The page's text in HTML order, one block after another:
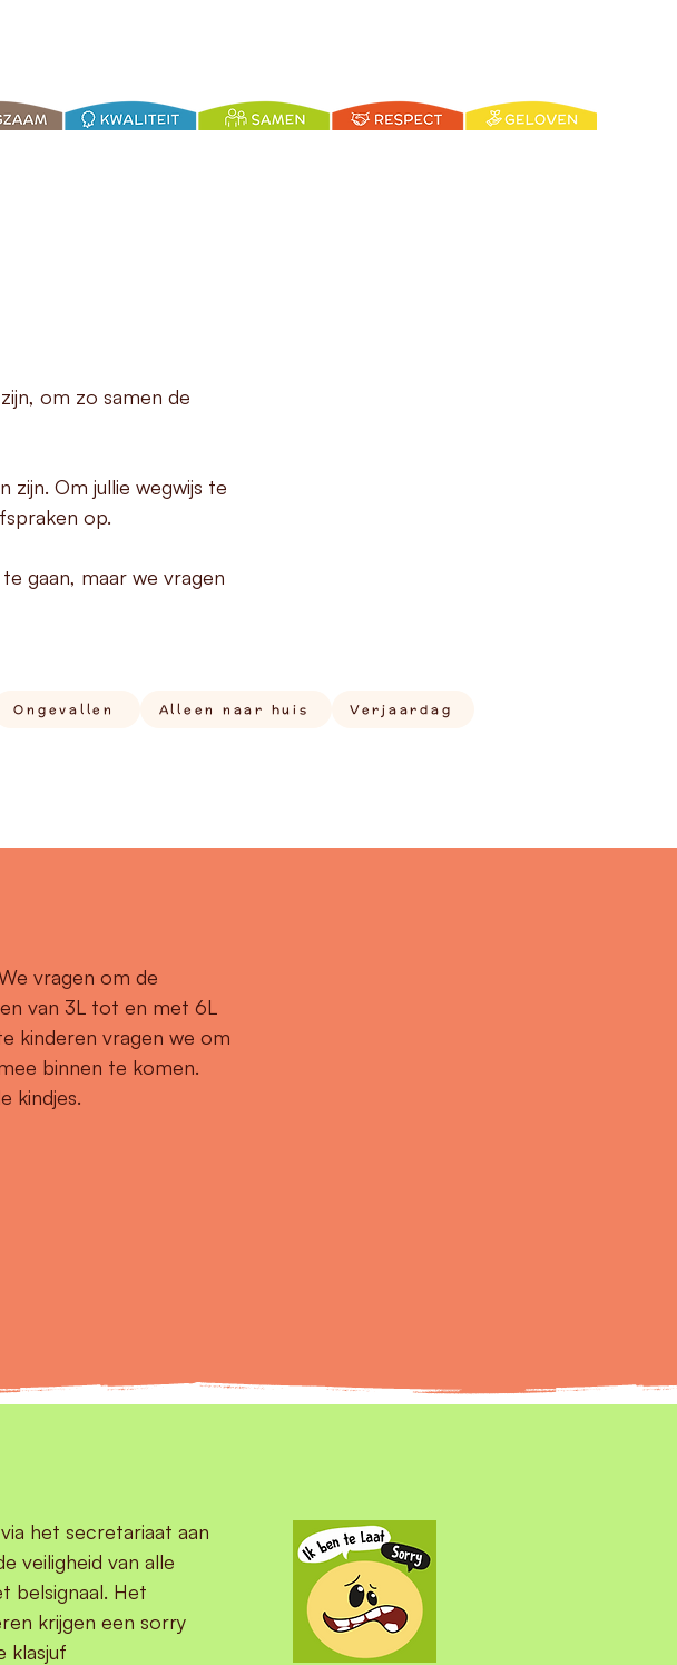
om zo samen de
zijn. Om jullie wegwijs te
op.
gaan, maar we vragen
Ongevallen Alleen naar huis Verjaardag
vragen om de
van 3L tot en met 6L
kinderen vragen we om
binnen te komen.
kindjes.
het secretariaat aan
veiligheid van alle
belsignaal. Het
krijgen een sorry
klasjuf